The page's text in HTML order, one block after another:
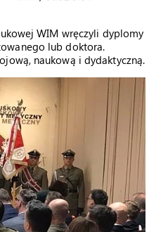
WIM wręczyli dyplomy
lub doktora.
naukową i dydaktyczną.